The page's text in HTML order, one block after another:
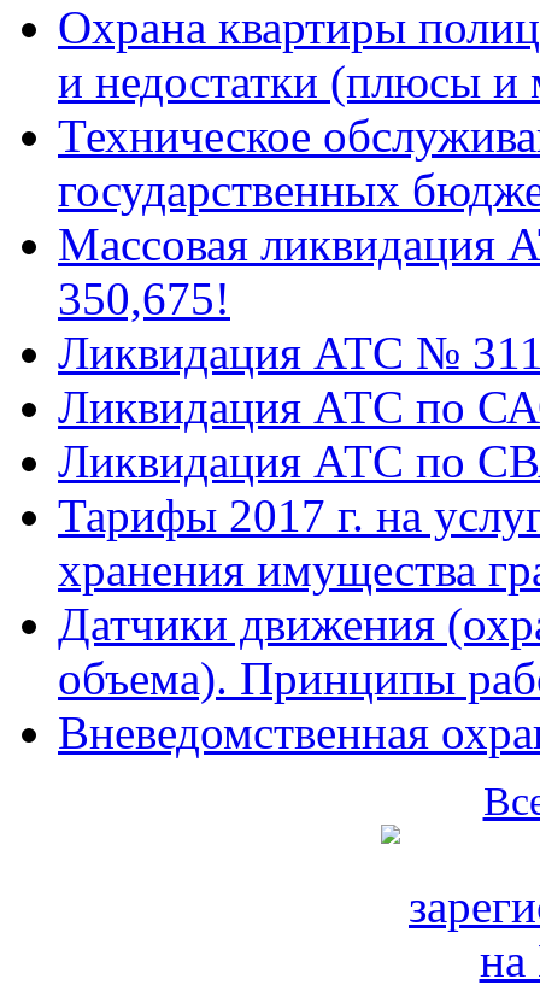
Охрана квартиры
и недостатки (плюсы
Техническое
государственных
Массовая
350,675!
Ликвидация АТС №
Ликвидация АТС по
Ликвидация АТС по
Тарифы 2017 г. на
хранения имущества
Датчики движения
объема). Принципы
Вневедомственная